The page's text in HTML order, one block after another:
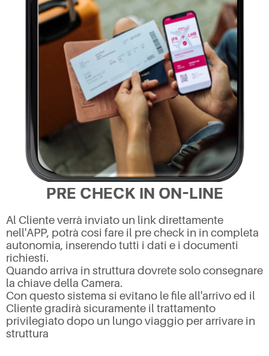
PRE CHECK IN ON-LINE
Al Cliente verrà inviato un link direttamente
nell'APP, potrà cosi fare il pre check in in completa
autonomia, inserendo tutti i dati e i documenti
richiesti.
Quando arriva in struttura dovrete solo consegnare
la chiave della Camera.
Con questo sistema si evitano le file all'arrivo ed il
Cliente gradirà sicuramente il trattamento
privilegiato dopo un lungo viaggio per arrivare in
struttura